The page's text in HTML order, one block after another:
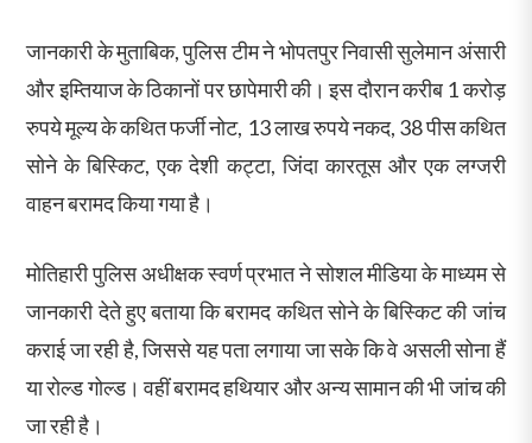
जानकारी के मुताबिक, पुलिस टीम ने भोपतपुर निवासी सुलेमान अंसारी
और इम्तियाज के ठिकानों पर छापेमारी की। इस दौरान करीब 1 करोड़
रुपये मूल्य के कथित फर्जी नोट, 13 लाख रुपये नकद, 38 पीस कथित
सोने के बिस्किट, एक देशी कट्टा, जिंदा कारतूस और एक लग्जरी
वाहन बरामद किया गया है।
मोतिहारी पुलिस अधीक्षक स्वर्ण प्रभात ने सोशल मीडिया के माध्यम से
जानकारी देते हुए बताया कि बरामद कथित सोने के बिस्किट की जांच
कराई जा रही है, जिससे यह पता लगाया जा सके कि वे असली सोना हैं
या रोल्ड गोल्ड। वहीं बरामद हथियार और अन्य सामान की भी जांच की
जा रही है।